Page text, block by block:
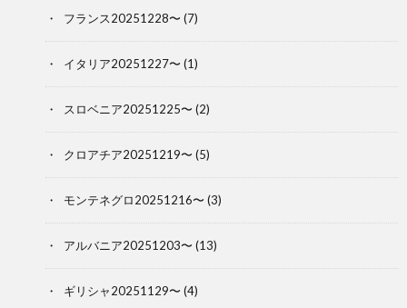
フランス20251228〜 (7)
イタリア20251227〜 (1)
スロベニア20251225〜 (2)
クロアチア20251219〜 (5)
モンテネグロ20251216〜 (3)
アルバニア20251203〜 (13)
ギリシャ20251129〜 (4)